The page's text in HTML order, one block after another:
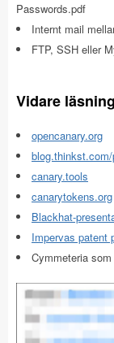
Passwords.pdf
Internt mail
FTP, SSH eller
Vidare läsning
opencanary.org
canary.tools
canarytokens.org
Blackhat-
Impervas patent
Cymmeteria